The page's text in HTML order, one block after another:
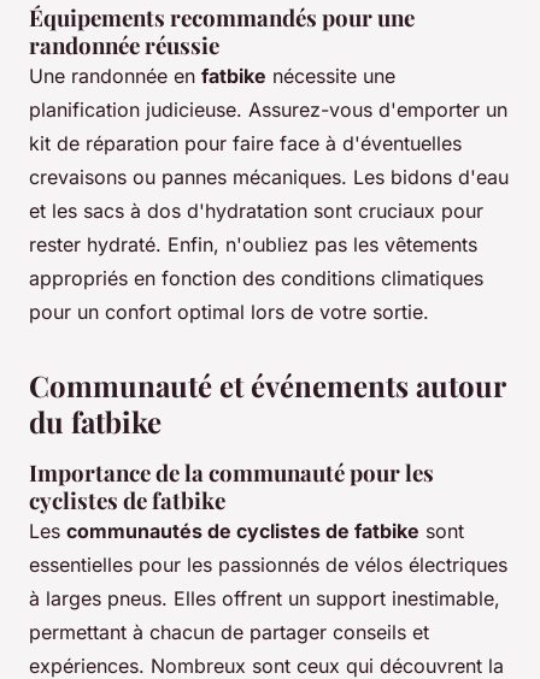
Équipements recommandés pour une
randonnée réussie
Une randonnée en fatbike nécessite une
planification judicieuse. Assurez-vous d'emporter un
kit de réparation pour faire face à d'éventuelles
crevaisons ou pannes mécaniques. Les bidons d'eau
et les sacs à dos d'hydratation sont cruciaux pour
rester hydraté. Enfin, n'oubliez pas les vêtements
appropriés en fonction des conditions climatiques
pour un confort optimal lors de votre sortie.
Communauté et événements autour
du fatbike
Importance de la communauté pour les
cyclistes de fatbike
Les communautés de cyclistes de fatbike sont
essentielles pour les passionnés de vélos électriques
à larges pneus. Elles offrent un support inestimable,
permettant à chacun de partager conseils et
expériences. Nombreux sont ceux qui découvrent la